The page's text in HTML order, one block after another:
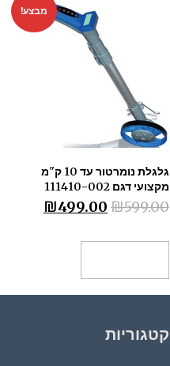
מבצע!
גלגלת נומרטור עד 10 ק"מ
מקצועי דגם 111410-002
₪599.00
₪499.00
קטגוריות